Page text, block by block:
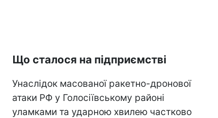
Що сталося на підприємстві
Унаслідок масованої ракетно-дронової
атаки РФ у Голосіївському районі
уламками та ударною хвилею частково